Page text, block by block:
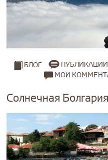
БЛОГ ПУБЛИКАЦИИ
МОИ
Солнечная